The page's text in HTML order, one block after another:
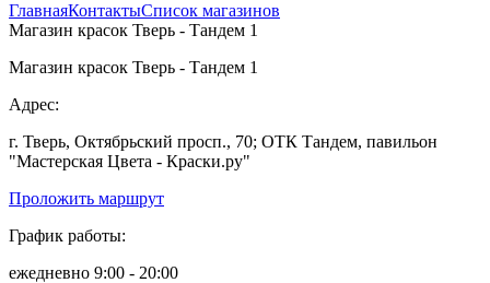
ГлавнаяКонтактыСписок магазинов
Магазин красок Тверь - Тандем 1
Магазин красок Тверь - Тандем 1
Адрес:
г. Тверь, Октябрьский просп., 70; ОТК Тандем, павильон
"Мастерская Цвета - Краски.ру"
Проложить маршрут
График работы:
ежедневно 9:00 - 20:00